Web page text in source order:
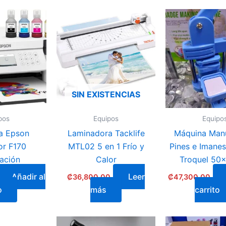
Epson
F170
Añadir al
SIN EXISTENCIAS
Equipos
Laminadora Tacklife
MTL02 5 en 1 Frío y
Calor
₡36,800.00
Leer
más
Máquina
Pines e
Troquel
₡47,300.00
carrito
Rango